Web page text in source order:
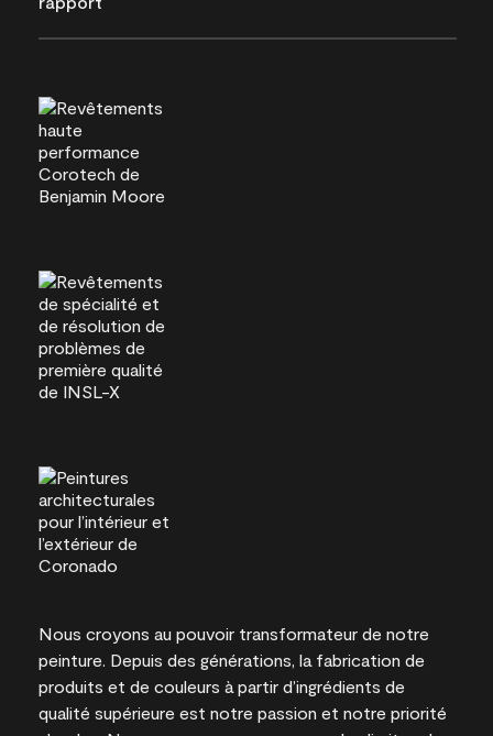
Nous croyons au pouvoir transformateur de notre
peinture. Depuis des générations, la fabrication de
produits et de couleurs à partir d’ingrédients de
qualité supérieure est notre passion et notre priorité